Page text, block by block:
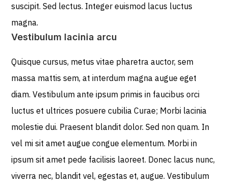
suscipit. Sed lectus. Integer euismod lacus luctus
magna.
Vestibulum lacinia arcu
Quisque cursus, metus vitae pharetra auctor, sem
massa mattis sem, at interdum magna augue eget
diam. Vestibulum ante ipsum primis in faucibus orci
luctus et ultrices posuere cubilia Curae; Morbi lacinia
molestie dui. Praesent blandit dolor. Sed non quam. In
vel mi sit amet augue congue elementum. Morbi in
ipsum sit amet pede facilisis laoreet. Donec lacus nunc,
viverra nec, blandit vel, egestas et, augue. Vestibulum